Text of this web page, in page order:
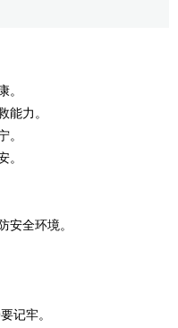
力。
全环境。
记牢。